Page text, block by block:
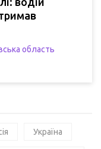
область
Україна